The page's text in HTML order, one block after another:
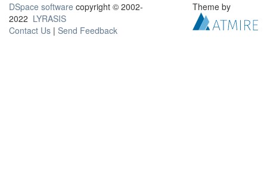
DSpace software copyright © 2002-
2022 LYRASIS
Contact Us | Send Feedback
Theme by